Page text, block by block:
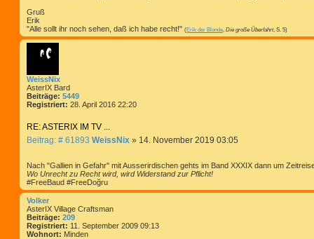
Gruß
Erik
"Alle sollt ihr noch sehen, daß ich habe recht!" (Erik der Blonde Die große Überfahrt, S. 5)
WeissNix
AsterIX Bard
Beiträge: 5449
Registriert: 28. April 2016 22:20
RE: ASTERIX IM TV ...
Beitrag: # 61893 B
t
r
a
WeissNix » 14. November 2019 03:05
Nach "Gallien in Gefahr" mit Ausserirdischen gehts im Band XXXIX dann um
Wo Unrecht zu Recht wird, wird Widerstand zur Pflicht!
#FreeBaud #FreeDoğru
Volker
AsterIX Village Craftsman
Beiträge: 209
Registriert: 11. September 2009 09:13
Wohnort: Minden